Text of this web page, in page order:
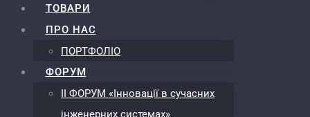
ТОВАРИ
ПРО НАС
ПОРТФОЛІО
ФОРУМ
ІІ ФОРУМ «Інновації в сучасних
інженерних системах»